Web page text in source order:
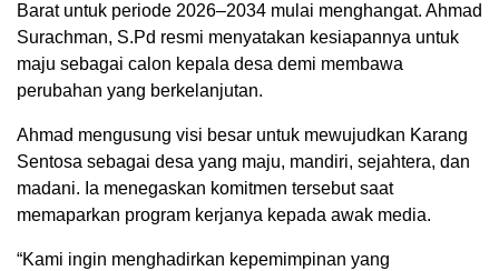
Barat untuk periode 2026–2034 mulai menghangat. Ahmad
Surachman, S.Pd resmi menyatakan kesiapannya untuk
maju sebagai calon kepala desa demi membawa
perubahan yang berkelanjutan.
Ahmad mengusung visi besar untuk mewujudkan Karang
Sentosa sebagai desa yang maju, mandiri, sejahtera, dan
madani. Ia menegaskan komitmen tersebut saat
memaparkan program kerjanya kepada awak media.
“Kami ingin menghadirkan kepemimpinan yang